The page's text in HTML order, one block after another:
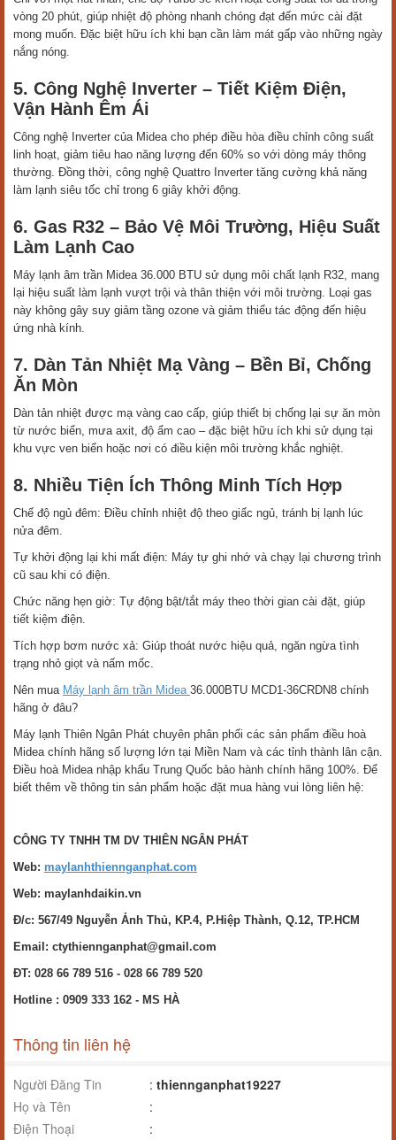
vòng 20 phút, giúp nhiệt độ phòng nhanh chóng đạt đến mức cài đặt
mong muốn. Đặc biệt hữu ích khi bạn cần làm mát gấp vào những ngày
nắng nóng.
5. Công Nghệ Inverter – Tiết Kiệm Điện,
Vận Hành Êm Ái
Công nghệ Inverter của Midea cho phép điều hòa điều chỉnh công suất
linh hoạt, giảm tiêu hao năng lượng đến 60% so với dòng máy thông
thường. Đồng thời, công nghệ Quattro Inverter tăng cường khả năng
làm lạnh siêu tốc chỉ trong 6 giây khởi động.
6. Gas R32 – Bảo Vệ Môi Trường, Hiệu Suất
Làm Lạnh Cao
Máy lạnh âm trần Midea 36.000 BTU sử dụng môi chất lạnh R32, mang
lại hiệu suất làm lạnh vượt trội và thân thiện với môi trường. Loại gas
này không gây suy giảm tầng ozone và giảm thiểu tác động đến hiệu
ứng nhà kính.
7. Dàn Tản Nhiệt Mạ Vàng – Bền Bỉ, Chống
Ăn Mòn
Dàn tản nhiệt được mạ vàng cao cấp, giúp thiết bị chống lại sự ăn mòn
từ nước biển, mưa axit, độ ẩm cao – đặc biệt hữu ích khi sử dụng tại
khu vực ven biển hoặc nơi có điều kiện môi trường khắc nghiệt.
8. Nhiều Tiện Ích Thông Minh Tích Hợp
Chế độ ngủ đêm: Điều chỉnh nhiệt độ theo giấc ngủ, tránh bị lạnh lúc
nửa đêm.
Tự khởi động lại khi mất điện: Máy tự ghi nhớ và chạy lại chương trình
cũ sau khi có điện.
Chức năng hẹn giờ: Tự động bật/tắt máy theo thời gian cài đặt, giúp
tiết kiệm điện.
Tích hợp bơm nước xả: Giúp thoát nước hiệu quả, ngăn ngừa tình
trạng nhỏ giọt và nấm mốc.
Nên mua Máy lạnh âm trần Midea 36.000BTU MCD1-36CRDN8 chính
hãng ở đâu?
Máy lạnh Thiên Ngân Phát chuyên phân phối các sản phẩm điều hoà
Midea chính hãng số lượng lớn tại Miền Nam và các tỉnh thành lân cận.
Điều hoà Midea nhập khẩu Trung Quốc bảo hành chính hãng 100%. Để
biết thêm về thông tin sản phẩm hoặc đặt mua hàng vui lòng liên hệ:
CÔNG TY TNHH TM DV THIÊN NGÂN PHÁT
Web: maylanhthiennganphat.com
Web: maylanhdaikin.vn
Đ/c: 567/49 Nguyễn Ảnh Thủ, KP.4, P.Hiệp Thành, Q.12, TP.HCM
Email: ctythiennganphat@gmail.com
ĐT: 028 66 789 516 - 028 66 789 520
Hotline : 0909 333 162 - MS HÀ
Thông tin liên hệ
Người Đăng Tin : thiennganphat19227
Họ và Tên
:
Điện Thoại
: